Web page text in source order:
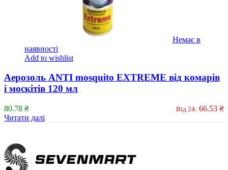
Немає в
наявності
Add to wishlist
Аерозоль ANTI mosquito EXTREME від комарів
і москітів 120 мл
80.78 ₴ Від 24: 66.53 ₴
Читати далі